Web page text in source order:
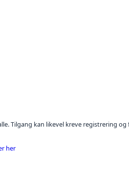
Tilgang kan likevel kreve registrering
her